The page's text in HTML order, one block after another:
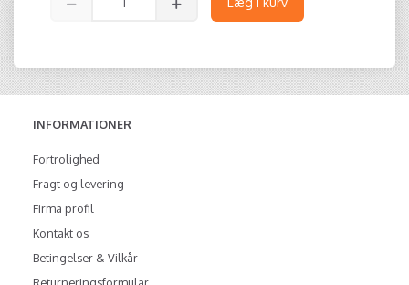
INFORMATIONER
Fortrolighed
Fragt og levering
Firma profil
Kontakt os
Betingelser & Vilkår